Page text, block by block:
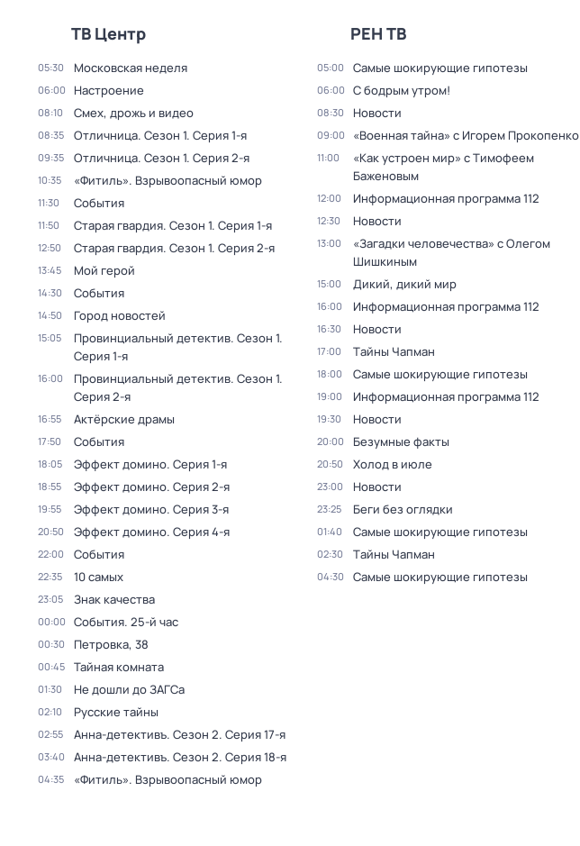
ТВ Центр
05:30 Московская неделя
06:00 Настроение
08:10 Смех, дрожь и видео
08:35 Отличница. Сезон 1. Серия 1-я
09:35 Отличница. Сезон 1. Серия 2-я
10:35 «Фитиль». Взрывоопасный юмор
11:30 События
11:50 Старая гвардия. Сезон 1. Серия 1-я
12:50 Старая гвардия. Сезон 1. Серия 2-я
13:45 Мой герой
14:30 События
14:50 Город новостей
15:05 Провинциальный детектив. Сезон 1.
Серия 1-я
16:00 Провинциальный детектив. Сезон 1.
Серия 2-я
16:55 Актёрские драмы
17:50 События
18:05 Эффект домино. Серия 1-я
18:55 Эффект домино. Серия 2-я
19:55 Эффект домино. Серия 3-я
20:50 Эффект домино. Серия 4-я
22:00 События
22:35 10 самых
23:05 Знак качества
00:00 События. 25-й час
00:30 Петровка, 38
00:45 Тайная комната
01:30 Не дошли до ЗАГСа
02:10 Русские тайны
02:55 Анна-детективъ. Сезон 2. Серия 17-я
03:40 Анна-детективъ. Сезон 2. Серия 18-я
04:35 «Фитиль». Взрывоопасный юмор
РЕН ТВ
05:00 Самые шoкиpующие гипотезы
06:00 С бодрым утром!
08:30 Новости
09:00 «Военная тайна» с Игорем Прокопенко
11:00
«Как устроен мир» с Тимофеем
Баженовым
12:00 Информационная программа 112
12:30 Новости
13:00
«Загадки человечества» с Олегом
Шишкиным
15:00 Дикий, дикий мир
16:00 Информационная программа 112
16:30 Новости
17:00 Тaйны Чапман
18:00 Самые шoкиpующие гипотезы
19:00 Информационная программа 112
19:30 Новости
20:00 Бeзумные фaкты
20:50 Холод в июле
23:00 Новости
23:25 Беги без оглядки
01:40 Самые шoкиpующие гипотезы
02:30 Тaйны Чапман
04:30 Самые шoкиpующие гипотезы